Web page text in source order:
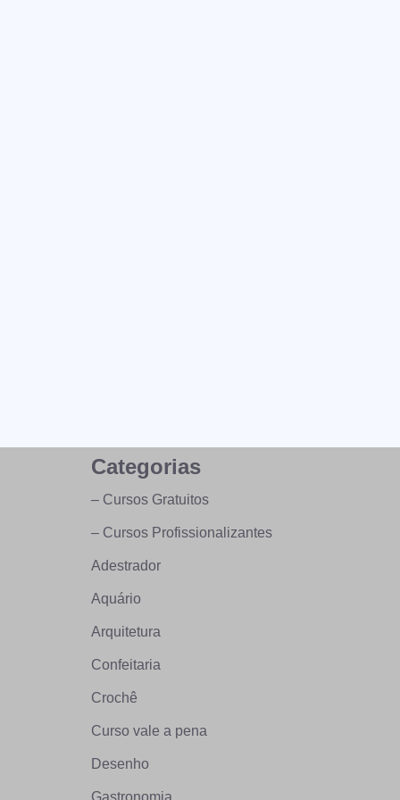
Categorias
– Cursos Gratuitos
– Cursos Profissionalizantes
Adestrador
Aquário
Arquitetura
Confeitaria
Crochê
Curso vale a pena
Desenho
Gastronomia